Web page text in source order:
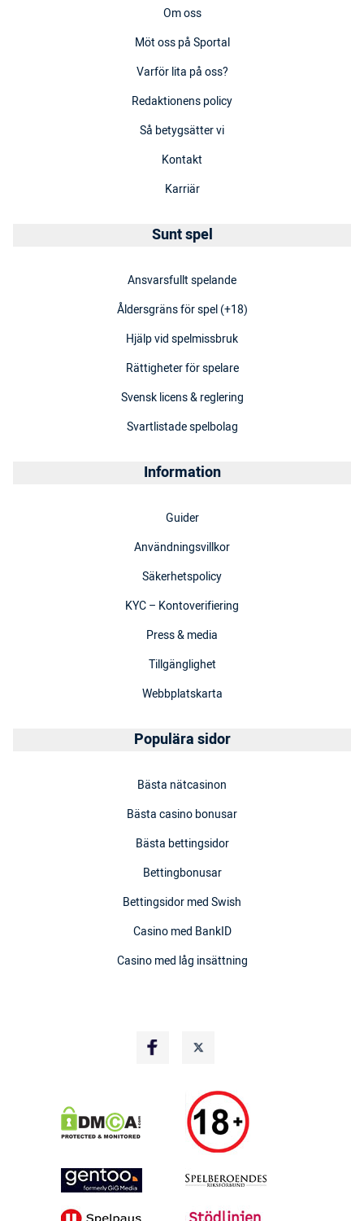
Om oss
Möt oss på Sportal
Varför lita på oss?
Redaktionens policy
Så betygsätter vi
Kontakt
Karriär
Sunt spel
Ansvarsfullt spelande
Åldersgräns för spel (+18)
Hjälp vid spelmissbruk
Rättigheter för spelare
Svensk licens & reglering
Svartlistade spelbolag
Information
Guider
Användningsvillkor
Säkerhetspolicy
KYC – Kontoverifiering
Press & media
Tillgänglighet
Webbplatskarta
Populära sidor
Bästa nätcasinon
Bästa casino bonusar
Bästa bettingsidor
Bettingbonusar
Bettingsidor med Swish
Casino med BankID
Casino med låg insättning